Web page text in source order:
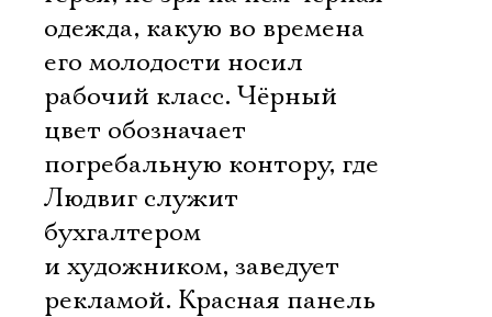
одежда, какую во времена
его молодости носил
рабочий класс. Чёрный
цвет обозначает
погребальную контору, где
Людвиг служит
бухгалтером
и художником, заведует
рекламой. Красная панель